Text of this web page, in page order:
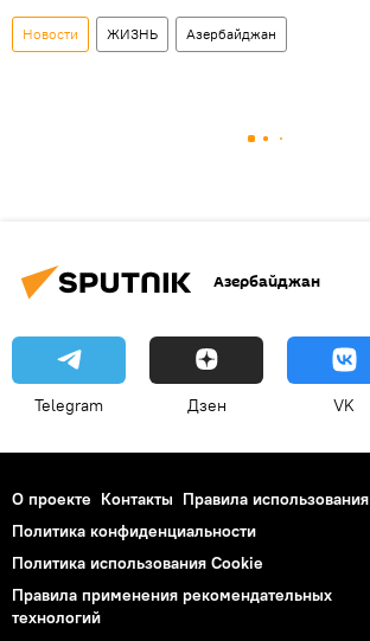
Новости ЖИЗНЬ Азербайджан
Азербайджан
Telegram Дзен VK
О проекте Контакты Правила использования
Политика конфиденциальности
Политика использования Cookie
Правила применения рекомендательных
технологий